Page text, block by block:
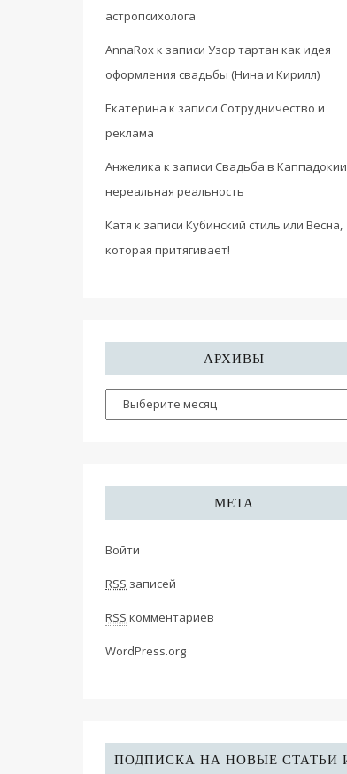
астропсихолога
AnnaRoxк записи Узор тартан как идея
оформления свадьбы (Нина и Кирилл)
Екатерина к записи Сотрудничество и
реклама
Анжелика к записи Свадьба в
нереальная реальность
Катя к записи Кубинский стиль или Весна,
которая притягивает!
АРХИВЫ
МЕТА
Войти
RSS записей
RSS комментариев
WordPress.org
ПОДПИСКА НА НОВЫЕ СТАТЬИ